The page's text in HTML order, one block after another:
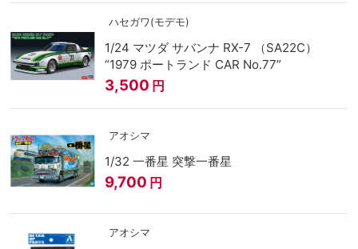
ハセガワ(モデモ)
1/24 マツダ サバンナ RX-7 （SA22C）
“1979 ポートランド CAR No.77”
3,500 円
アオシマ
1/32 一番星 突撃一番星
9,700 円
アオシマ